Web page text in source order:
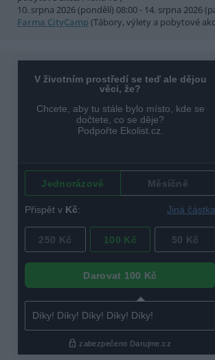
10. srpna 2026 (pondělí) 08:00 - 14. srpna 2026
Farma CityCamp (Tábory, výlety a pobytové